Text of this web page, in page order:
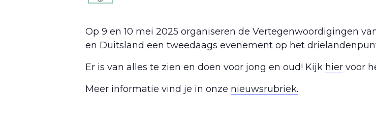
Op 9 en 10 mei 2025 organiseren de Vertegenwoordigingen
en Duitsland een tweedaags evenement op het
Er is van alles te zien en doen voor jong en oud! Kijk hier voor
Meer informatie vind je in onze nieuwsrubriek.